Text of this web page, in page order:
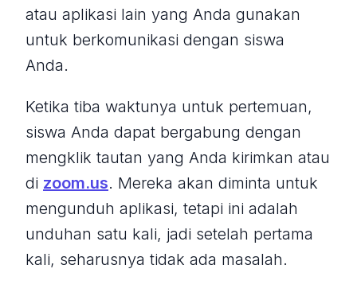
atau aplikasi lain yang Anda gunakan
untuk berkomunikasi dengan siswa
Anda.
Ketika tiba waktunya untuk pertemuan,
siswa Anda dapat bergabung dengan
mengklik tautan yang Anda kirimkan atau
di zoom.us. Mereka akan diminta untuk
mengunduh aplikasi, tetapi ini adalah
unduhan satu kali, jadi setelah pertama
kali, seharusnya tidak ada masalah.